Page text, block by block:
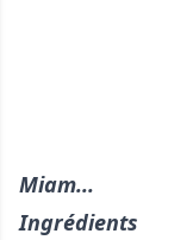
Miam...
Ingrédients